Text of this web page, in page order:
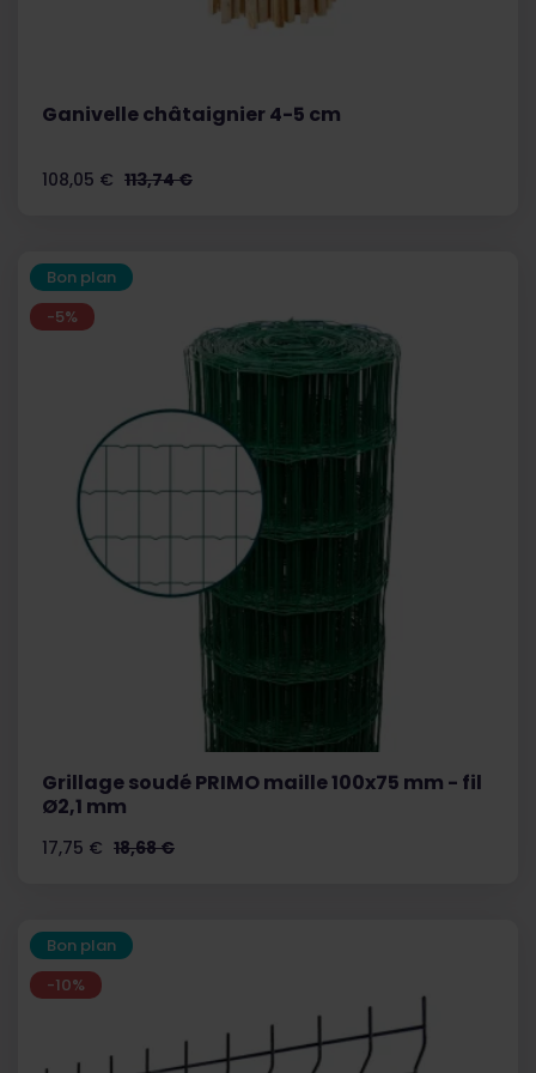
Ganivelle châtaignier 4-5 cm
Prix
108,05 € Prix
113,74 €
Grillage soudé PRIMO maille 100x75 mm - fil
Ø2,1 mm
Prix
17,75 € Prix
18,68 €
Bon plan
-5%
Bon plan
-10%